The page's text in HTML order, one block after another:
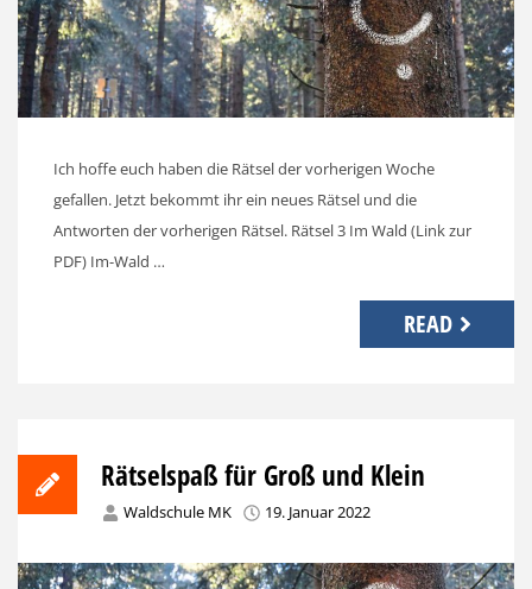
Ich hoffe euch haben die Rätsel der vorherigen Woche
gefallen. Jetzt bekommt ihr ein neues Rätsel und die
Antworten der vorherigen Rätsel. Rätsel 3 Im Wald (Link zur
PDF) Im-Wald …
READ
Rätselspaß für Groß und Klein
Waldschule MK 19. Januar 2022